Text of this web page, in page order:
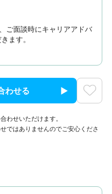
ご面談時にキャリアアドバ
ます。
わせる
わせいただけます。
ではありませんのでご安心くださ